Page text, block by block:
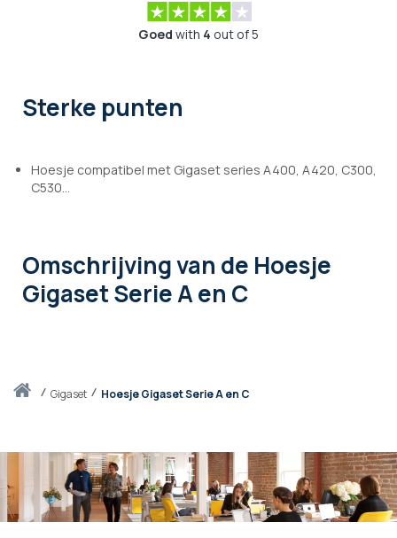
Thuisgigaset Hoesje Gigaset Serie A en C
Goed with 4 out of 5
Sterke punten
Hoesje compatibel met Gigaset series A400, A420, C300,
C530...
Omschrijvingvan de Hoesje
Gigaset Serie A en C